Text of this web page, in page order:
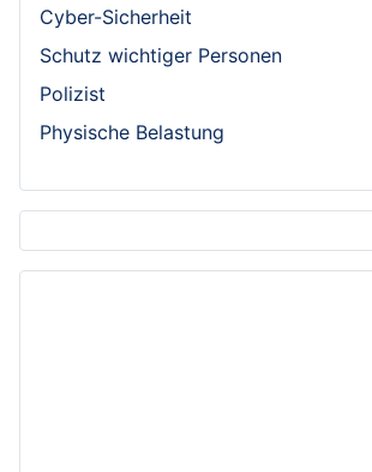
Cyber-Sicherheit
Schutz wichtiger Personen
Polizist
Physische Belastung